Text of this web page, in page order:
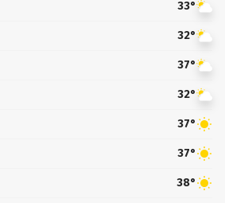
33°
32°
37°
32°
37°
37°
38°